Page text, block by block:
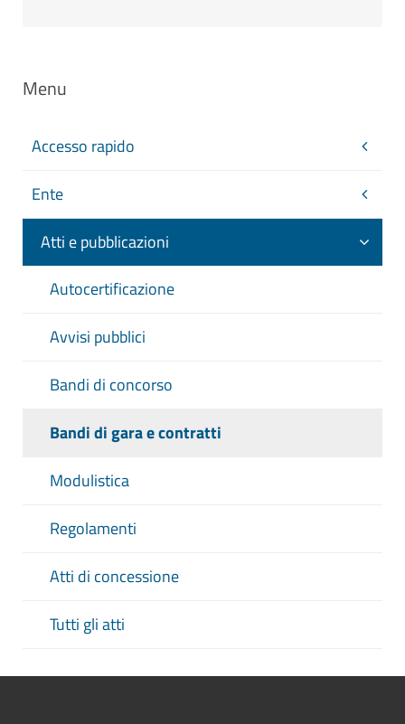
Menu
Accesso rapido
Ente
Atti e pubblicazioni
Autocertificazione
Avvisi pubblici
Bandi di concorso
Bandi di gara e contratti
Modulistica
Regolamenti
Atti di concessione
Tutti gli atti